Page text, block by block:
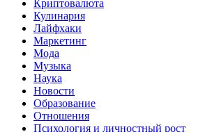
Криптовалюта
Кулинария
Лайфхаки
Маркетинг
Мода
Музыка
Наука
Новости
Образование
Отношения
Психология и личностный рост